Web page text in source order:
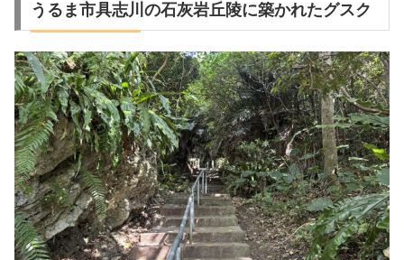
うるま市具志川の石灰岩丘陵に築かれたグスク